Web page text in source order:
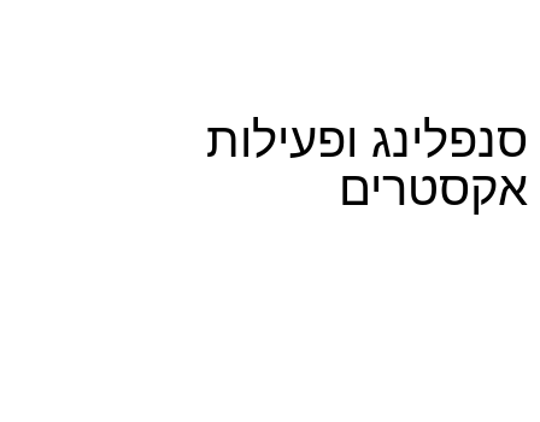
סנפלינג ופעילות
אקסטרים